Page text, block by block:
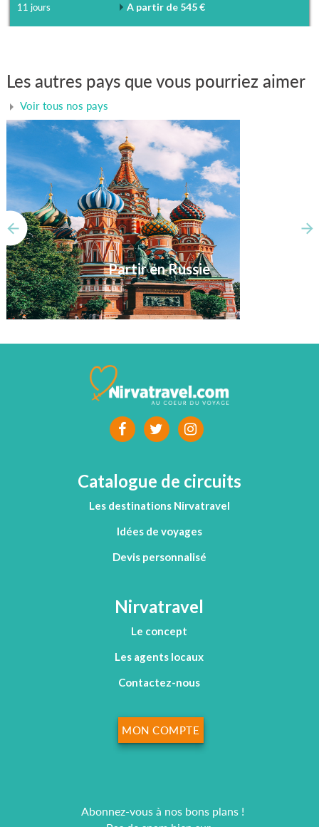
11 jours A partir de 545 €
Les autres pays que vous pourriez aimer
Voir tous nos pays
Partir en Russie
Abonnez-vous à nos bons plans !
Catalogue de circuits
Les destinations Nirvatravel
Idées de voyages
Devis personnalisé
MON COMPTE
Nirvatravel
Le concept
Les agents locaux
Contactez-nous